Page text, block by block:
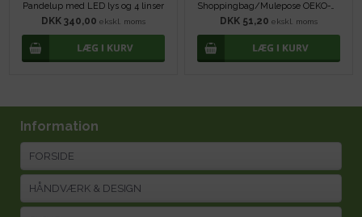
Pandelup med LED lys og 4 linser
DKK 340,00 ekskl. moms
Shoppingbag/Mulepose OEKO-TEXÂ® - DIY
DKK 51,20 ekskl. moms
Information
FORSIDE
HÅNDVÆRK & DESIGN